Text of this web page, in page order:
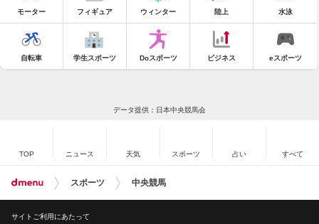
モーター フィギュア ウィンター 陸上 水泳
自転車 学生スポーツ Doスポーツ ビジネス eスポーツ
データ提供：日本中央競馬会
TOP ニュース 天気 スポーツ 占い すべて
スポーツ 中央競馬
サイトご利用にあたって